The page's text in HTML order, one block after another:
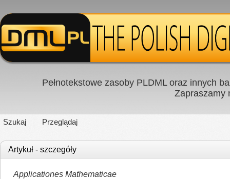
Pełnotekstowe zasoby PLDML oraz innych
Zapraszamy
Szukaj Przeglądaj
Artykuł - szczegóły
Applicationes Mathematicae